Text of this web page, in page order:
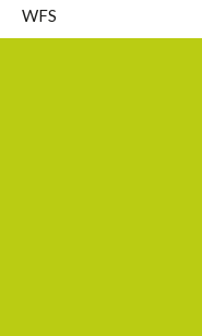
WFS